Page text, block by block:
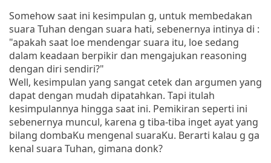
Somehow saat ini kesimpulan g, untuk membedakan
suara Tuhan dengan suara hati, sebenernya intinya di :
"apakah saat loe mendengar suara itu, loe sedang
dalam keadaan berpikir dan mengajukan reasoning
dengan diri sendiri?"
Well, kesimpulan yang sangat cetek dan argumen yang
dapat dengan mudah dipatahkan. Tapi itulah
kesimpulannya hingga saat ini. Pemikiran seperti ini
sebenernya muncul, karena g tiba-tiba inget ayat yang
bilang dombaKu mengenal suaraKu. Berarti kalau g ga
kenal suara Tuhan, gimana donk?